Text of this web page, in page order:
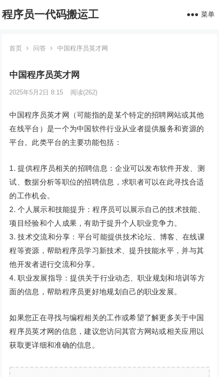
程序员一代码搬运工 菜单
首页 问答 中国程序员英才网
中国程序员英才网
2025年5月2日 8:15 阅读(262)
中国程序员英才网（可能指的是某个特定的招聘网站或其他
在线平台）是一个为中国软件行业从业者提供服务和资源的
平台。此类平台的主要功能包括：
1. 提供程序员相关的招聘信息：企业可以发布软件开发、测
试、数据分析等职位的招聘信息，求职者可以在此寻找合适
的工作机会。
2. 个人展示和技能提升：程序员可以展示自己的技术技能、
项目经验和个人成果，有助于提升个人职业竞争力。
3. 技术交流和分享：平台可能提供技术论坛、博客、在线课
程等资源，帮助程序员学习新技术、提升技能水平，并与其
他开发者进行交流和分享。
4. 职业发展指导：提供关于行业动态、职业规划和培训等方
面的信息，帮助程序员更好地规划自己的职业发展。
如果您正在寻找与编程相关的工作或希望了解更多关于中国
程序员英才网的信息，建议您访问其官方网站或相关应用以
获取更详细和准确的信息。